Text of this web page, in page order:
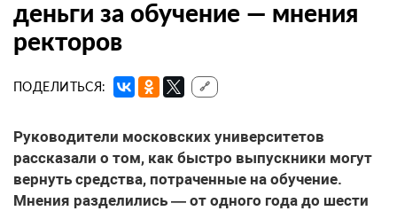
деньги за обучение — мнения
ректоров
ПОДЕЛИТЬСЯ: 🔗
Руководители московских университетов
рассказали о том, как быстро выпускники могут
вернуть средства, потраченные на обучение.
Мнения разделились — от одного года до шести